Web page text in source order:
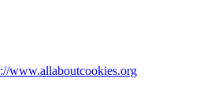
www.allaboutcookies.org